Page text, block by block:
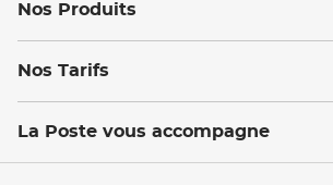
Nos Produits
Nos Tarifs
La Poste vous accompagne